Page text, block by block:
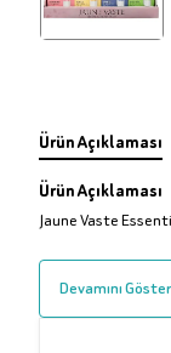
Ürün Açıklaması
Ürün Açıklaması
Jaune Vaste
Devamını Göster